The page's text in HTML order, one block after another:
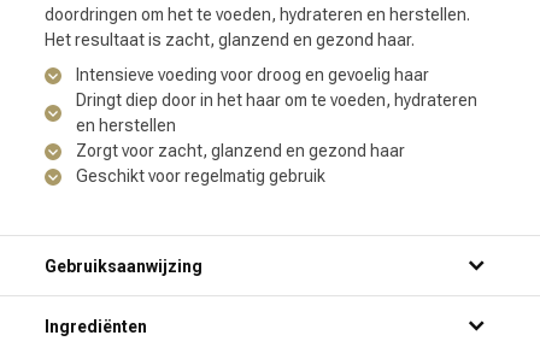
doordringen om het te voeden, hydrateren en herstellen.
Het resultaat is zacht, glanzend en gezond haar.
Intensieve voeding voor droog en gevoelig haar
Dringt diep door in het haar om te voeden, hydrateren
en herstellen
Zorgt voor zacht, glanzend en gezond haar
Geschikt voor regelmatig gebruik
Gebruiksaanwijzing
Ingrediënten